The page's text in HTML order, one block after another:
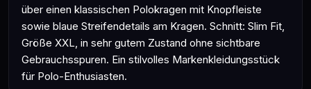
über einen klassischen Polokragen mit Knopfleiste
sowie blaue Streifendetails am Kragen. Schnitt: Slim Fit,
Größe XXL, in sehr gutem Zustand ohne sichtbare
Gebrauchsspuren. Ein stilvolles Markenkleidungsstück
für Polo-Enthusiasten.